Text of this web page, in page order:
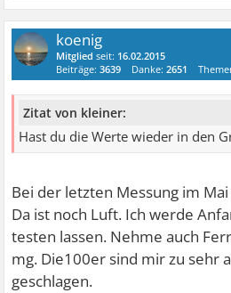
koenig
Mitglied seit: 16.02.2015
Beiträge:3639 Danke:2651
Zitat von kleiner:
Hast du die Werte wieder in den
Bei der letzten Messung im
Da ist noch Luft. Ich werde
testen lassen. Nehme auch
mg. Die100er sind mir zu sehr
geschlagen.